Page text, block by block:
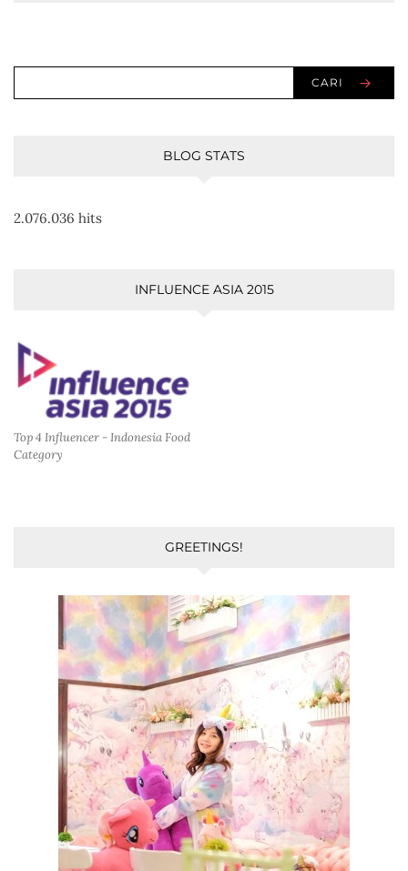
CARI
BLOG STATS
2.076.036 hits
INFLUENCE ASIA 2015
Top 4 Influencer - Indonesia Food
Category
GREETINGS!